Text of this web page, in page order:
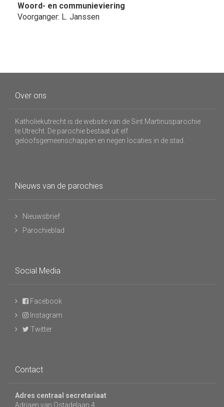
Woord- en communieviering
Voorganger: L. Janssen
Over ons
Katholiekutrecht is de website van de Sint Martinusparochie
te Utrecht. De parochie bestaat uit elf
geloofsgemeenschappen en negen locaties in de stad.
Nieuws van de parochies
Nieuwsbrief
Parochieblad
Social Media
Facebook
Instagram
Twitter
Contact
Adres centraal secretariaat
Adriaen van Ostadelaan 4